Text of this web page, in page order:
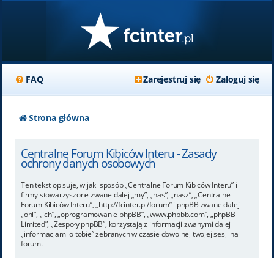
FAQ Zaloguj się
Zarejestruj się
Strona główna
Centralne Forum Kibiców Interu - Zasady
ochrony danych osobowych
Ten tekst opisuje, w jaki sposób „Centralne Forum Kibiców Interu” i
firmy stowarzyszone zwane dalej „my”, „nas”, „nasz”, „Centralne
Forum Kibiców Interu”, „http://fcinter.pl/forum” i phpBB zwane dalej
„oni”, „ich”, „oprogramowanie phpBB”, „www.phpbb.com”, „phpBB
Limited”, „Zespoły phpBB”, korzystają z informacji zwanymi dalej
„informacjami o tobie” zebranych w czasie dowolnej twojej sesji na
forum.